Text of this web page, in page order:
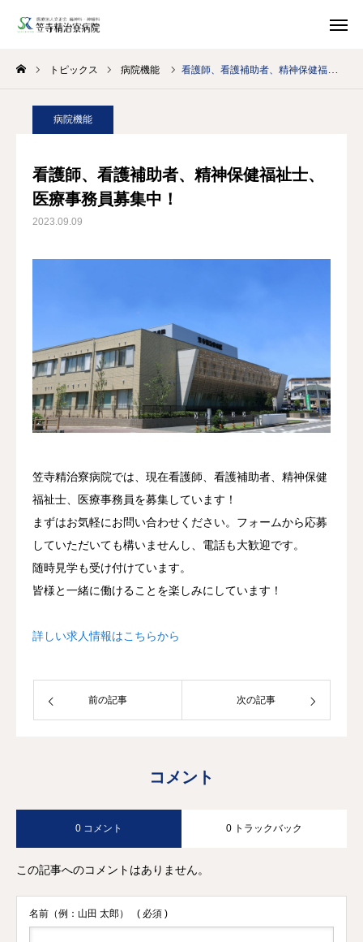
トピックス 病院機能 看護師、看護補助者、精神保健福祉士、医療事務員募集中！
病院機能
看護師、看護補助者、精神保健福祉士、
医療事務員募集中！
2023.09.09
笠寺精治寮病院では、現在看護師、看護補助者、精神保健
福祉士、医療事務員を募集しています！
まずはお気軽にお問い合わせください。フォームから応募
していただいても構いませんし、電話も大歓迎です。
随時見学も受け付けています。
皆様と一緒に働けることを楽しみにしています！
詳しい求人情報はこちらから
前の記事 次の記事
コメント
0 コメント 0 トラックバック
この記事へのコメントはありません。
名前（例：山田 太郎） ( 必須 )
アクセス
法人 ページ
医療・支援関係者の方へ
求人情報
アクセス